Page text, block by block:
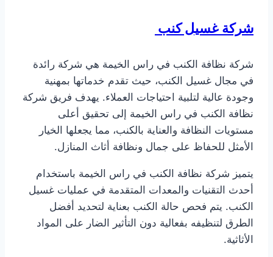
شركة غسيل كنب
شركة نظافة الكنب في راس الخيمة هي شركة رائدة
في مجال غسيل الكنب، حيث تقدم خدماتها بمهنية
وجودة عالية لتلبية احتياجات العملاء. يهدف فريق شركة
نظافة الكنب في راس الخيمة إلى تحقيق أعلى
مستويات النظافة والعناية بالكنب، مما يجعلها الخيار
الأمثل للحفاظ على جمال ونظافة أثاث المنازل.
يتميز شركة نظافة الكنب في راس الخيمة باستخدام
أحدث التقنيات والمعدات المتقدمة في عمليات غسيل
الكنب. يتم فحص حالة الكنب بعناية لتحديد أفضل
الطرق لتنظيفه بفعالية دون التأثير الضار على المواد
الأثاثية.